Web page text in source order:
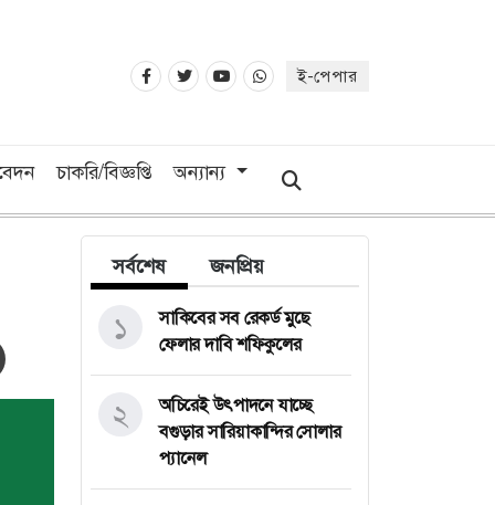
ই-পেপার
চাকরি/বিজ্ঞপ্তি অন্যান্য
সর্বশেষ জনপ্রিয়
সাকিবের সব রেকর্ড মুছে
ফেলার দাবি শফিকুলের
১
অচিরেই উৎপাদনে যাচ্ছে
বগুড়ার সারিয়াকান্দির সোলার
প্যানেল
২